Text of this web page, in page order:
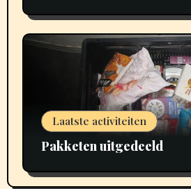
Laatste activiteiten
Pakketen uitgedeeld